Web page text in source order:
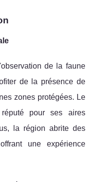
de la faune
de la présence de
zones protégées. Le
pour ses aires
la région abrite des
une expérience